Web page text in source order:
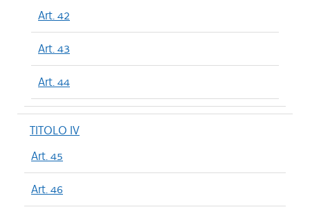
Art. 42
Art. 43
Art. 44
TITOLO IV
Art. 45
Art. 46